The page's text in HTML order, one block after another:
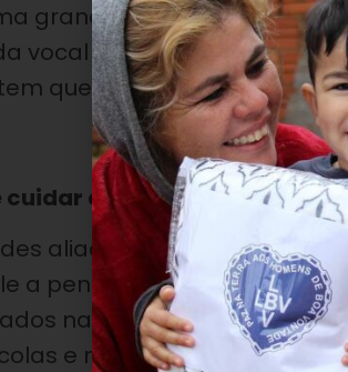
grande ressalva no ato de
vocal contra a outra.
que sussurrar, mas gritar
da voz desde a
aliadas aos cuidados
a pena destacarmos que
nas oficinas de música
e nos Centros